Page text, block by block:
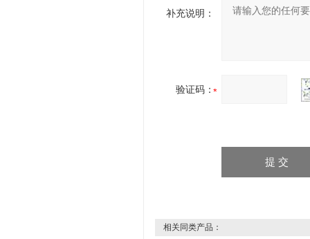
补充说明：
验证码：
相关同类产品：